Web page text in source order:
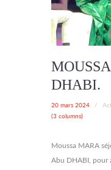
DHABI.
20 mars 2024 /
(3 columns)
Moussa MARA
Abu DHABI, pour